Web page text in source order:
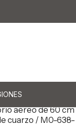
60 cm
aereo de 60 cm
cuarzo / M0-638-